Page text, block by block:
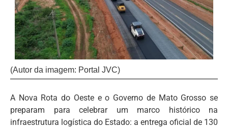
(Autor da imagem: Portal JVC)
A Nova Rota do Oeste e o Governo de Mato Grosso se
preparam para celebrar um marco histórico na
infraestrutura logística do Estado: a entrega oficial de 130